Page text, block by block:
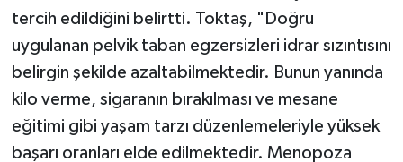
tercih edildiğini belirtti. Toktaş, "Doğru
uygulanan pelvik taban egzersizleri idrar sızıntısını
belirgin şekilde azaltabilmektedir. Bunun yanında
kilo verme, sigaranın bırakılması ve mesane
eğitimi gibi yaşam tarzı düzenlemeleriyle yüksek
başarı oranları elde edilmektedir. Menopoza